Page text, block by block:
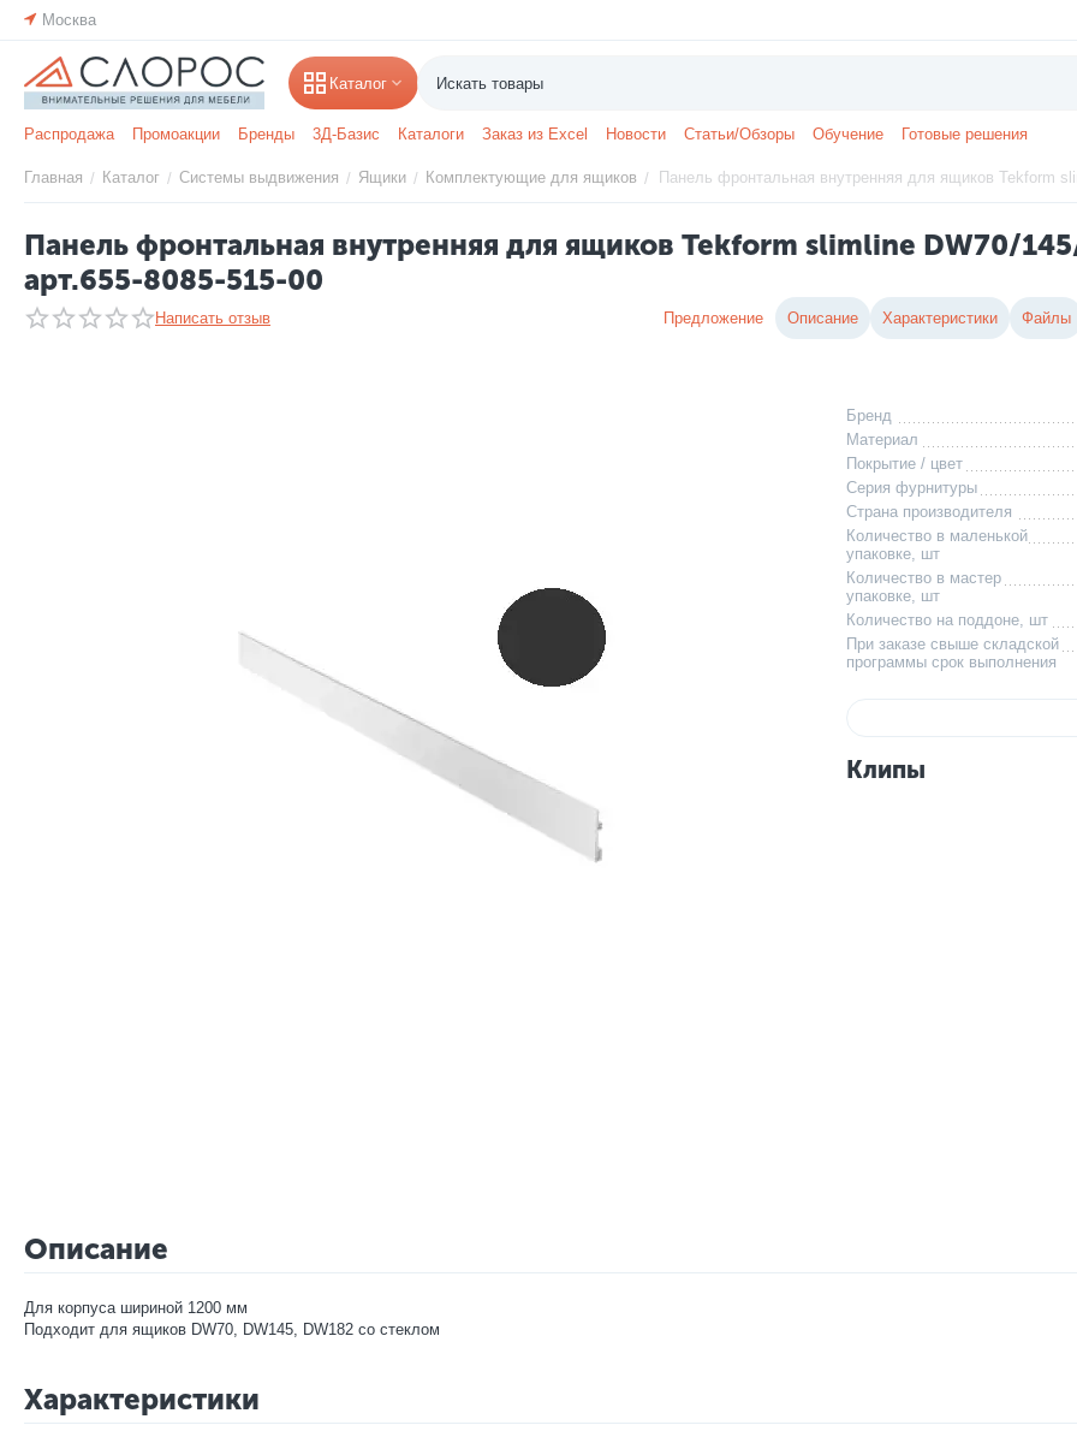
Москва
Каталог
Распродажа Промоакции Бренды 3Д-Базис Каталоги Заказ из Excel Новости Статьи/Обзоры Обучение Готовые решения
Главная / Каталог / Системы выдвижения / Ящики / Комплектующие для ящиков / Панель фронтальная внутренняя для ящиков Tekform
Панель фронтальная внутренняя для ящиков Tekform slimline DW70/
арт.655-8085-515-00
Написать отзыв Предложение Описание Характеристики Файлы
Бренд
Материал
Покрытие / цвет
Серия фурнитуры
Страна производителя
Количество в маленькой
упаковке, шт
Количество в мастер
упаковке, шт
Количество на поддоне, шт
При заказе свыше складской
программы срок выполнения
Клипы
Описание
Для корпуса шириной 1200 мм
Подходит для ящиков DW70, DW145, DW182 со стеклом
Характеристики